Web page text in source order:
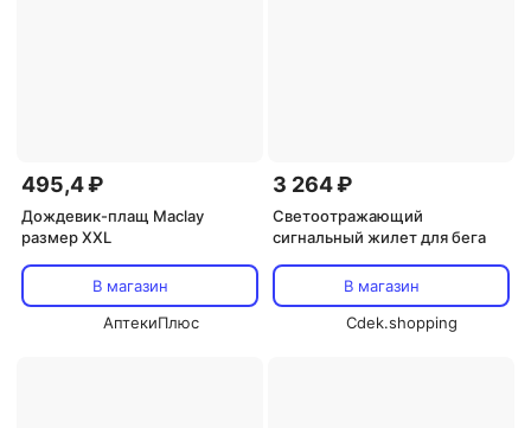
495,4 ₽
Дождевик-плащ Maclay
размер XXL
В магазин
АптекиПлюс
3 264 ₽
Светоотражающий
сигнальный жилет для бега
В магазин
Cdek.shopping